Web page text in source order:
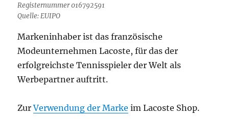
Registernummer 016792591
Quelle: EUIPO
Markeninhaber ist das französische
Modeunternehmen Lacoste, für das der
erfolgreichste Tennisspieler der Welt als
Werbepartner auftritt.
ZurVerwendung der Marke im Lacoste Shop.